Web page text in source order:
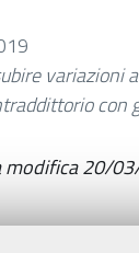
variazioni
con
20/